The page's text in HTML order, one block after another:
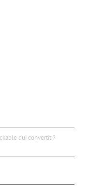
qui convertit ?